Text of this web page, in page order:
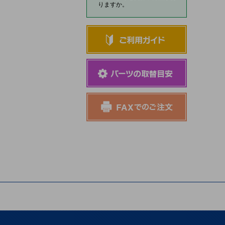
りますか。